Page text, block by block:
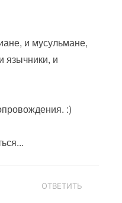
и мусульмане,
язычники, и
:)
ОТВЕТИТЬ